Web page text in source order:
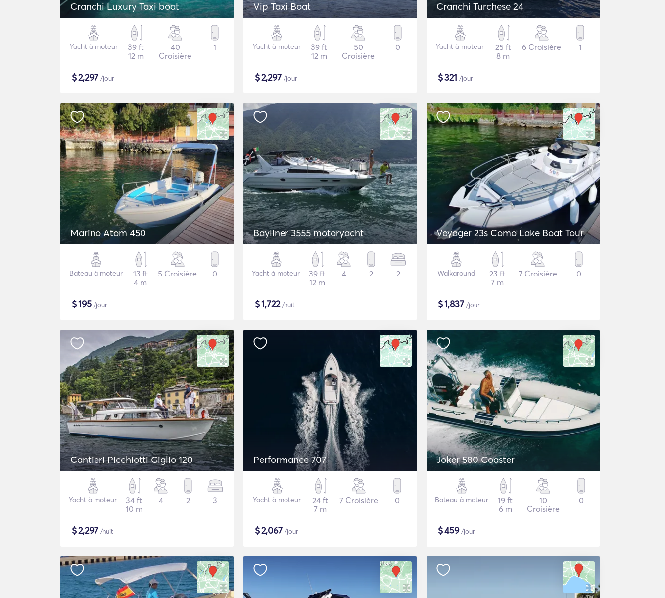
Cranchi Luxury Taxi boat
Yacht à moteur
39 ft
12 m
40
Croisière
1
$2,297 /jour
Vip Taxi Boat
Yacht à moteur
39 ft
12 m
50
Croisière
0
$2,297 /jour
Cranchi Turchese 24
Yacht à moteur
25 ft
8 m
6 Croisière 1
$321 /jour
Marino Atom 450
Bateau à moteur
13 ft
4 m
5 Croisière 0
$195 /jour
Bayliner 3555 motoryacht
Yacht à moteur
39 ft
12 m
4 2 2
$1,722/nuit
Voyager 23s Como Lake Boat Tour
Walkaround
23 ft
7 m
7 Croisière 0
$1,837 /jour
Cantieri Picchiotti Giglio 120
Yacht à moteur
34 ft
10 m
4 2 3
$2,297 /nuit
Performance 707
Yacht à moteur
24 ft
7 m
7 Croisière 0
$2,067 /jour
Joker 580 Coaster
Bateau à moteur
19 ft
6 m
10
Croisière
0
$459/jour